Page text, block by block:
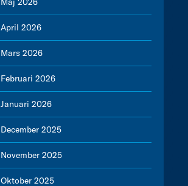
April 2026
Mars 2026
Februari 2026
Januari 2026
December 2025
November 2025
Oktober 2025